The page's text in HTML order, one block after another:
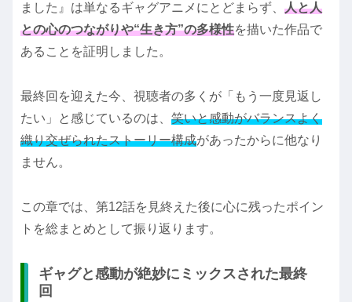
ました』は単なるギャグアニメにとどまらず、 人と人
との心のつながりや“生き方”の多様性を描いた作品で
あることを証明しました。
最終回を迎えた今、視聴者の多くが「もう一度見返し
たい」と感じているのは、 笑いと感動がバランスよく
織り交ぜられたストーリー構成があったからに他なり
ません。
この章では、第12話を見終えた後に心に残ったポイン
トを総まとめとして振り返ります。
ギャグと感動が絶妙にミックスされた最終
回